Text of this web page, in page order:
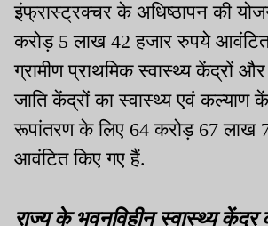
इंफ्रास्ट्रक्चर के अधिष्ठापन की
करोड़ 5 लाख 42 हजार रुपये
ग्रामीण प्राथमिक स्वास्थ्य केंद्रों
जाति केंद्रों का स्वास्थ्य एवं कल्याण
रूपांतरण के लिए 64 करोड़ 67 लाख
आवंटित किए गए हैं.
राज्य के भवनविहीन स्वास्थ्य केंद्र